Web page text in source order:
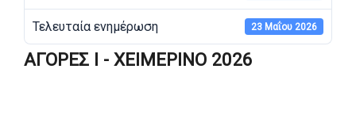
Τελευταία ενημέρωση 23 Μαΐου 2026
ΑΓΟΡΕΣ Ι - ΧΕΙΜΕΡΙΝΟ 2026